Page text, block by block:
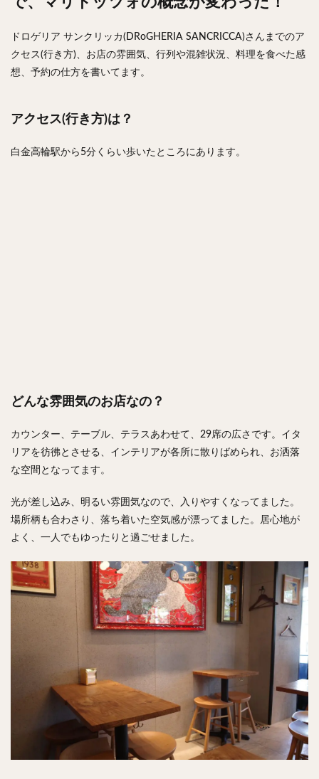
ドロゲリア サンクリッカ(DRoGHERIA SANCRICCA)さんまでのア
クセス(行き方)、お店の雰囲気、行列や混雑状況、料理を食べた感
想、予約の仕方を書いてます。
アクセス(行き方)は？
白金高輪駅から5分くらい歩いたところにあります。
どんな雰囲気のお店なの？
カウンター、テーブル、テラスあわせて、29席の広さです。イタ
リアを彷彿とさせる、インテリアが各所に散りばめられ、お洒落
な空間となってます。
光が差し込み、明るい雰囲気なので、入りやすくなってました。
場所柄も合わさり、落ち着いた空気感が漂ってました。居心地が
よく、一人でもゆったりと過ごせました。